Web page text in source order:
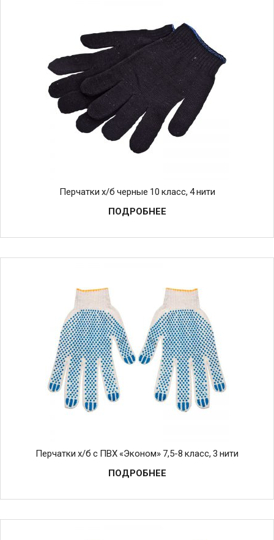
Перчатки х/б черные 10 класс, 4 нити
ПОДРОБНЕЕ
Перчатки х/б с ПВХ «Эконом» 7,5-8 класс, 3 нити
ПОДРОБНЕЕ